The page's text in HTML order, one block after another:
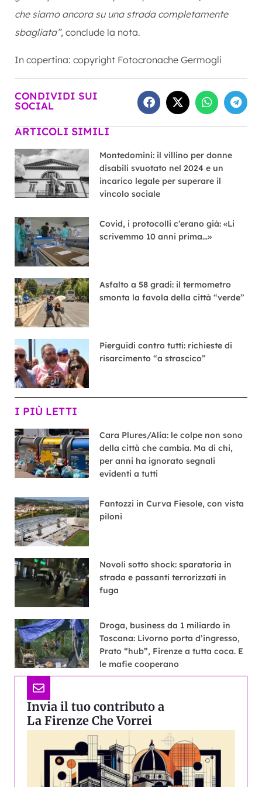
che siamo ancora su una strada completamente
sbagliata”, conclude la nota.
In copertina: copyright Fotocronache Germogli
CONDIVIDI SUI
SOCIAL
ARTICOLI SIMILI
Montedomini: il villino per donne
disabili svuotato nel 2024 e un
incarico legale per superare il
vincolo sociale
Covid, i protocolli c’erano già: «Li
scrivemmo 10 anni prima…»
Asfalto a 58 gradi: il termometro
smonta la favola della città “verde”
Pierguidi contro tutti: richieste di
risarcimento “a strascico”
I PIÙ LETTI
Cara Plures/Alia: le colpe non sono
della città che cambia. Ma di chi,
per anni ha ignorato segnali
evidenti a tutti
Fantozzi in Curva Fiesole, con vista
piloni
Novoli sotto shock: sparatoria in
strada e passanti terrorizzati in
fuga
Droga, business da 1 miliardo in
Toscana: Livorno porta d’ingresso,
Prato “hub”, Firenze a tutta coca. E
le mafie cooperano
Invia il tuo contributo a
La Firenze Che Vorrei